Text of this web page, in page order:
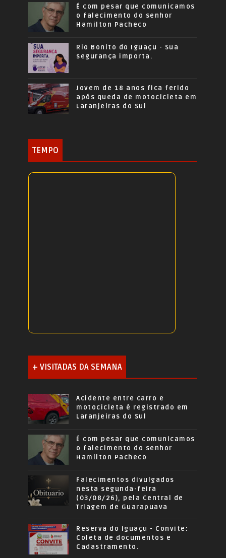
É com pesar que comunicamos
o falecimento do senhor
Hamilton Pacheco
Rio Bonito do Iguaçu - Sua
segurança importa.
Jovem de 18 anos fica ferido
após queda de motocicleta em
Laranjeiras do Sul
TEMPO
+ VISITADAS DA SEMANA
Acidente entre carro e
motocicleta é registrado em
Laranjeiras do Sul
É com pesar que comunicamos
o falecimento do senhor
Hamilton Pacheco
Falecimentos divulgados
nesta segunda-feira
(03/08/26), pela Central de
Triagem de Guarapuava
Reserva do Iguaçu - Convite:
Coleta de documentos e
Cadastramento.